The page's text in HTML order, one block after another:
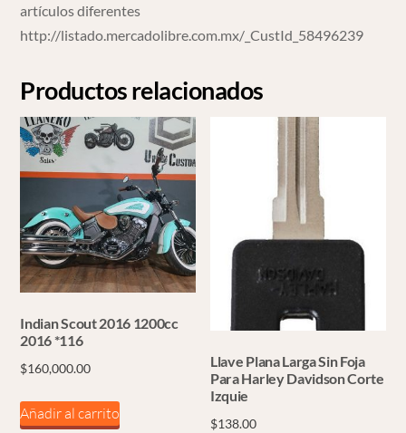
artículos diferentes
http://listado.mercadolibre.com.mx/_CustId_58496239
Productos relacionados
Indian Scout 2016 1200cc
2016 *116
$160,000.00
Añadir al carrito
Llave Plana Larga Sin Foja
Para Harley Davidson Corte
Izquie
$138.00